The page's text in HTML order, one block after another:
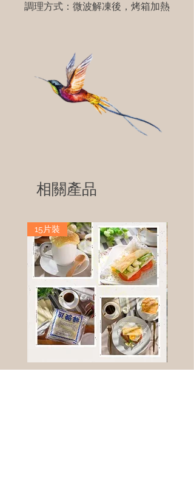
調理方式：微波解凍後，烤箱加熱
相關產品
15片裝